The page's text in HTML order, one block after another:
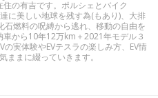
の有吉です。ポルシェとバイク
に美しい地球を残す為(もあり)、大排
石燃料の呪縛から逃れ、移動の自由を
から10年12万km＋2021年モデル３
実体験やEVテスラの楽しみ方、EV情
ままに綴っていきます。